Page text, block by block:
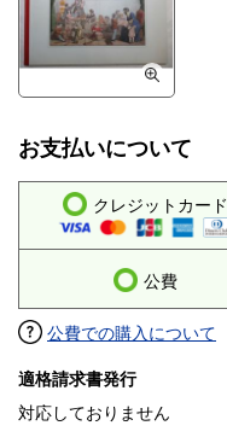
お支払いについて
クレジットカード
公費
公費での購入について
適格請求書発行
対応しておりません